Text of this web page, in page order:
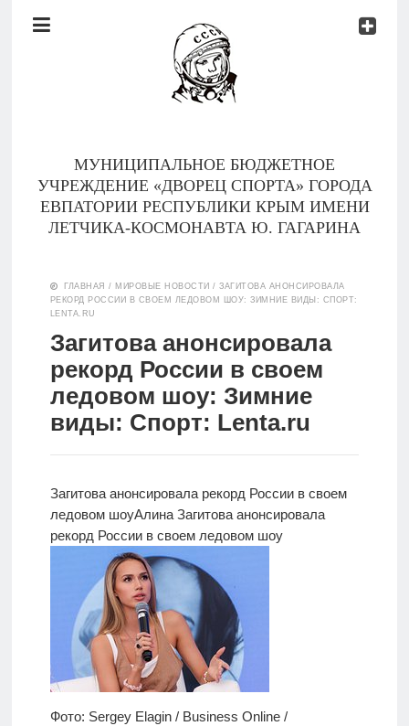
Документы
МУНИЦИПАЛЬНОЕ БЮДЖЕТНОЕ
УЧРЕЖДЕНИЕ «ДВОРЕЦ СПОРТА» ГОРОДА
ЕВПАТОРИИ РЕСПУБЛИКИ КРЫМ ИМЕНИ
ЛЕТЧИКА-КОСМОНАВТА Ю. ГАГАРИНА
Тренеры
Контакты
О
нас
Версия для
слабовидящих
ГЛАВНАЯ / МИРОВЫЕ НОВОСТИ /ЗАГИТОВА АНОНСИРОВАЛА
РЕКОРД РОССИИ В СВОЕМ ЛЕДОВОМ ШОУ: ЗИМНИЕ ВИДЫ: СПОРТ:
LENTA.RU
Загитова анонсировала
рекорд России в своем
ледовом шоу: Зимние
виды: Спорт: Lenta.ru
Загитова анонсировала рекорд России в своем
ледовом шоуАлина Загитова анонсировала
рекорд России в своем ледовом шоу
Фото: Sergey Elagin / Business Online /